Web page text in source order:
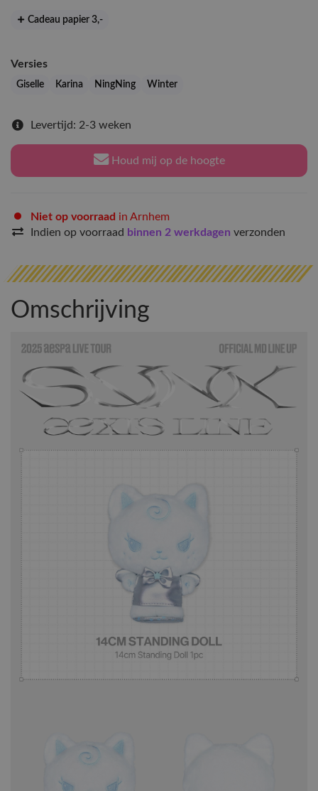
Cadeau papier 3,-
Versies
Giselle Karina NingNing Winter
Levertijd: 2-3 weken
Houd mij op de hoogte
Niet op voorraad in Arnhem
Indien op voorraad binnen 2 werkdagen verzonden
Omschrijving